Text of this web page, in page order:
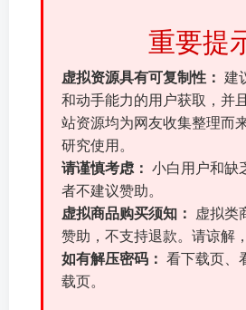
重要提
虚拟资源具有可复制性： 建
和动手能力的用户获取，并
站资源均为网友收集整理而
研究使用。
请谨慎考虑： 小白用户和缺
者不建议赞助。
虚拟商品购买须知：
虚拟类
赞助，不支持退款。请谅解
如有解压密码： 看下载页、
载页。